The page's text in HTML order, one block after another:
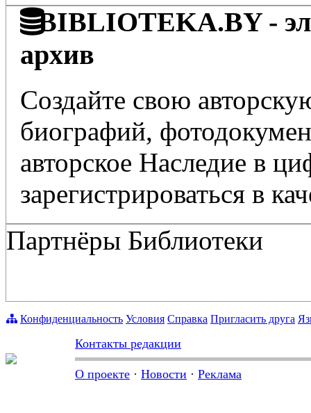
BIBLIOTEKA.BY -
архив
Создайте свою
биографий,
авторское Наследие в
зарегистрироваться в
Партнёры Библиотеки
Конфиденциальность Условия Справка Пригласить друга
Контакты редакции
О проекте · Новости · Реклама